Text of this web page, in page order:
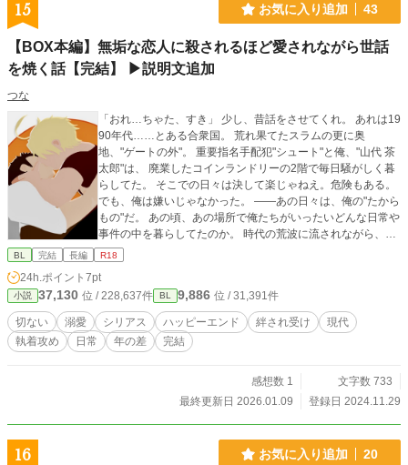
15 お気に入り追加 43
【BOX本編】無垢な恋人に殺されるほど愛されながら世話
を焼く話【完結】 ▶︎説明文追加
つな
「おれ…ちゃた、すき」 少し、昔話をさせてくれ。 あれは19
90年代……とある合衆国。 荒れ果てたスラムの更に奥
地、"ゲートの外"。 重要指名手配犯"シュート"と俺、"山代 茶
太郎"は、 廃業したコインランドリーの2階で毎日騒がしく暮
らしてた。 そこでの日々は決して楽じゃねえ。危険もある。
でも、俺は嫌いじゃなかった。 ――あの日々は、俺の"たから
もの"だ。 あの頃、あの場所で俺たちがいったいどんな日常や
事件の中を暮らしてたのか。 時代の荒波に流されながら、そ
れでも愛と共に生きた記憶の全てを、ここに残す。 Chataro
未来の伏線を事前に並べているため、時系列が非常に前後し
ます。物語の開始時点は1993年、二人の出会いは1990年で
す。 ※漢字/カタカナ/字下げ 表記揺れの改稿中です。 [BOX]
・本編100話 家族編30話+おまけ2話 ・Side Story 10話 ・本
編を別人物の視点で描いた[TACIT] ・家族編とリンクしている
心 日常系シリアスコメディ [TACIT]=社会問題中心 ハードボイ
ルド [DUST]=青年の葛藤と成長 ヒューマンドラマ ＊＊＊注意
問題 (不当な拘束/移民問題/強制捜査) ・暴力/流血/殺人 ・犯罪/
BL 完結 長編 R18
24h.ポイント 7pt
小説 37,130 位 / 228,637件 BL 9,886 位 / 31,391件
切ない 溺愛 シリアス ハッピーエンド 絆され受け
現代
執着攻め
日常 年の差 完結
感想数 1
文字数 733
最終更新日 2026.01.09
登録日 2024.11.29
16 お気に入り追加 20